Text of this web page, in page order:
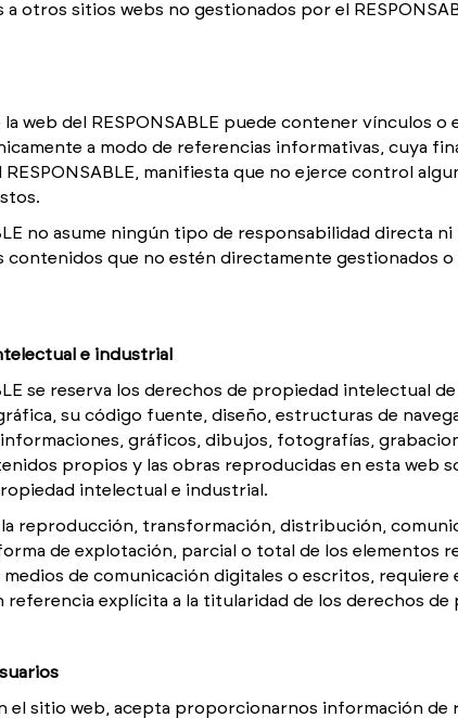
a otros sitios webs no gestionados por el
la web del RESPONSABLE puede contener vínculos
a modo de referencias informativas, cuya
RESPONSABLE, manifiesta que no ejerce control
no asume ningún tipo de responsabilidad directa
contenidos que no estén directamente gestionados
e industrial
se reserva los derechos de propiedad intelectual
su código fuente, diseño, estructuras de
gráficos, dibujos, fotografías,
propios y las obras reproducidas en esta web
intelectual e industrial.
reproducción, transformación, distribución,
de explotación, parcial o total de los elementos
de comunicación digitales o escritos,
referencia explícita a la titularidad de los derechos
el sitio web, acepta proporcionarnos información